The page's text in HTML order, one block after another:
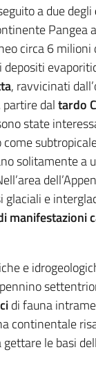
a due degli
circa 6
, ravvicinati
daltardo
state
solitamente
glaciali e
manifestazioni
e
di fauna
continentale
le basi